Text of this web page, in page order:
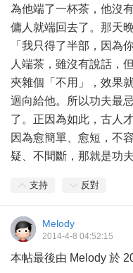
為他端了一杯茶，他沒
傭人就端回去了。那天
「我只得了半部，因為
人端茶，雖沒有說話，
夾雜個「不用」，效果
迴向給他。所以功夫最
了。正因為如此，古人
因為愈簡單、愈短，不
疑、不間斷，那就是功夫
支持 反對
Melody
2014-4-8 04:52:15
本帖最後由 Melody 於